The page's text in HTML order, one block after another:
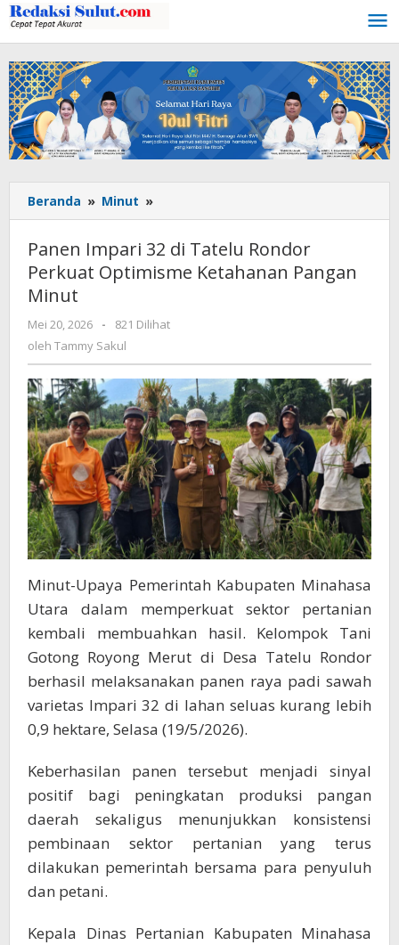
Lewati
ke
konten
Beranda » Minut »
Impari
di
Tatelu
Optimisme
Pangan
Minut
Panen Impari 32 di Tatelu Rondor
Perkuat Optimisme Ketahanan Pangan
Minut
Mei 20, 2026
oleh
Tammy
-
821 Dilihat
oleh Tammy Sakul
Minut-Upaya Pemerintah Kabupaten Minahasa
Utara dalam memperkuat sektor pertanian
kembali membuahkan hasil. Kelompok Tani
Gotong Royong Merut di Desa Tatelu Rondor
berhasil melaksanakan panen raya padi sawah
varietas Impari 32 di lahan seluas kurang lebih
0,9 hektare, Selasa (19/5/2026).
Keberhasilan panen tersebut menjadi sinyal
positif bagi peningkatan produksi pangan
daerah sekaligus menunjukkan konsistensi
pembinaan sektor pertanian yang terus
dilakukan pemerintah bersama para penyuluh
dan petani.
Kepala Dinas Pertanian Kabupaten Minahasa